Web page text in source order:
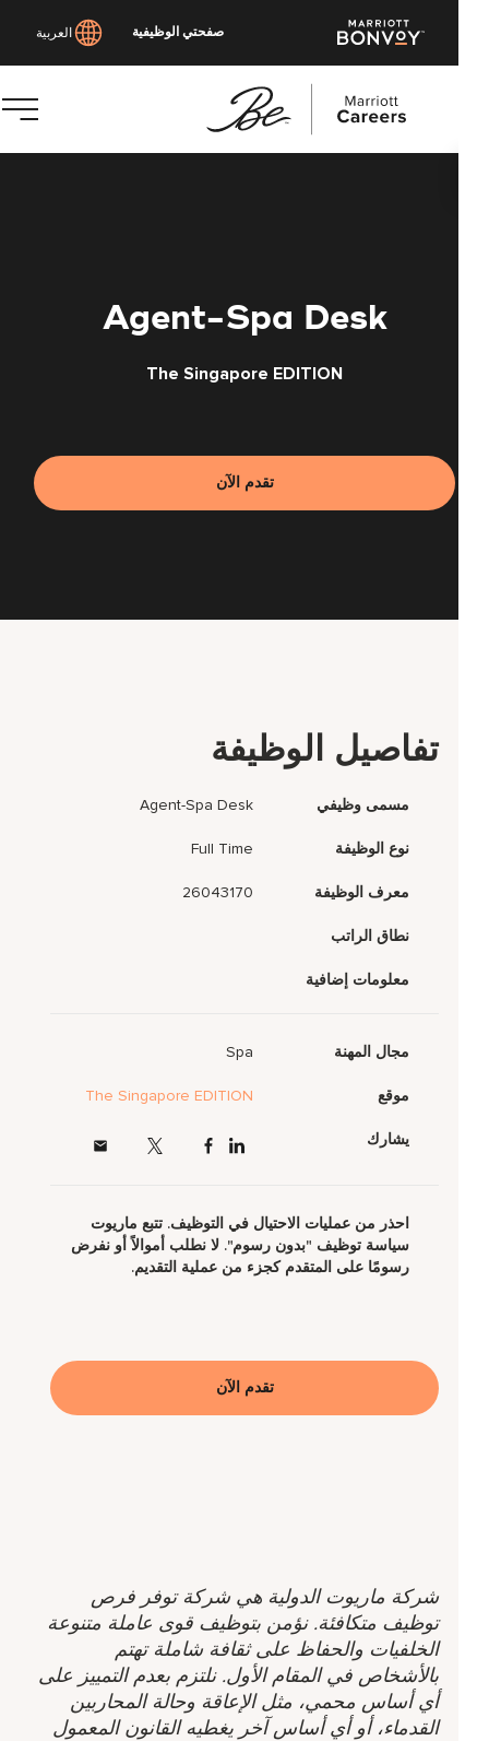
صفحتي الوظيفية العربية
Agent-Spa Desk
The Singapore EDITION
تقدم الآن
شركة ماريوت الدولية هي شركة توفر فرص
توظيف متكافئة. نؤمن بتوظيف قوى عاملة متنوعة
الخلفيات والحفاظ على ثقافة شاملة تهتم
بالأشخاص في المقام الأول. نلتزم بعدم التمييز على
أي أساس محمي، مثل الإعاقة وحالة المحاربين
القدماء، أو أي أساس آخر يغطيه القانون المعمول
تفاصيل الوظيفة
مسمى وظيفي Agent-Spa Desk
نوع الوظيفة Full Time
معرف الوظيفة 26043170
نطاق الراتب
معلومات إضافية
مجال المهنة
The Singapore EDITION
يشارك
احذر من عمليات الاحتيال في التوظيف. تتبع ماريوت
سياسة توظيف "بدون رسوم". لا نطلب أموالاً أو نفرض
رسومًا على المتقدم كجزء من عملية التقديم.
تقدم الآن